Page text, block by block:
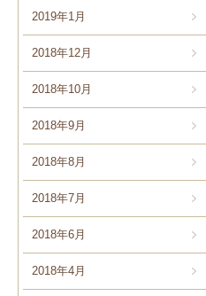
2019年1月
2018年12月
2018年10月
2018年9月
2018年8月
2018年7月
2018年6月
2018年4月